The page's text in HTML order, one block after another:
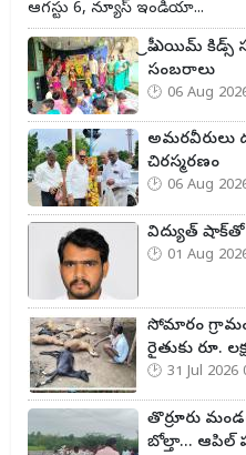
ఆగస్టు 6, న్యూస్ ఇండియా...
ప్రీ ఎయిమ్
సంబరాలు
06 Aug
అమరవీరులు
చిరస్మరణం
06 Aug
విద్యుత్
01 Aug
సోమారం
రైతుకు రూ.
31 Jul 2026
తొర్రూరు
బోల్తా... ఆపిల్